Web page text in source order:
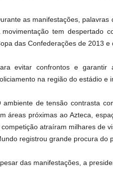
as manifestações,
movimentação tem despertado
das Confederações de 2013 e
evitar confrontos e garantir
na região do estádio e
ambiente de tensão contrasta
áreas próximas ao Azteca,
competição atraíram milhares de
registrou grande procura do
das manifestações, a